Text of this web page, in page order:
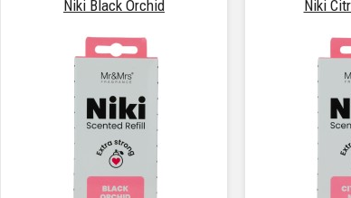
Niki Black Orchid
Niki